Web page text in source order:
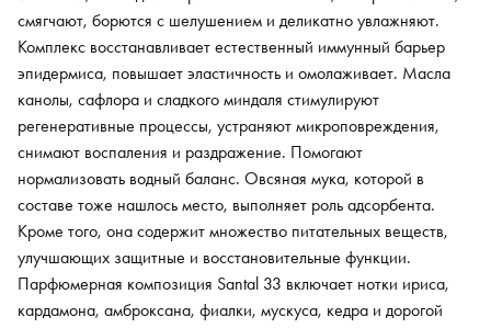
только мужчинам, но и женщинам.
смягчают, борются с шелушением и деликатно увлажняют.
Комплекс восстанавливает естественный иммунный барьер
эпидермиса, повышает эластичность и омолаживает. Масла
канолы, сафлора и сладкого миндаля стимулируют
регенеративные процессы, устраняют микроповреждения,
снимают воспаления и раздражение. Помогают
нормализовать водный баланс. Овсяная мука, которой в
составе тоже нашлось место, выполняет роль адсорбента.
Кроме того, она содержит множество питательных веществ,
улучшающих защитные и восстановительные функции.
Парфюмерная композиция Santal 33 включает нотки ириса,
кардамона, амброксана, фиалки, мускуса, кедра и дорогой